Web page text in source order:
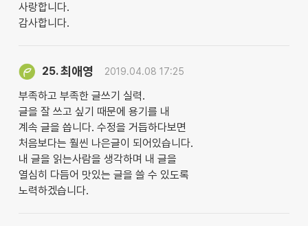
사랑합니다.
감사합니다.
25.최애영 2019.04.08 17:25
부족하고 부족한 글쓰기 실력.
글을 잘 쓰고 싶기 때문에 용기를 내
계속 글을 씁니다. 수정을 거듭하다보면
처음보다는 훨씬 나은글이 되어있습니다.
내 글을 읽는사람을 생각하며 내 글을
열심히 다듬어 맛있는 글을 쓸 수 있도록
노력하겠습니다.